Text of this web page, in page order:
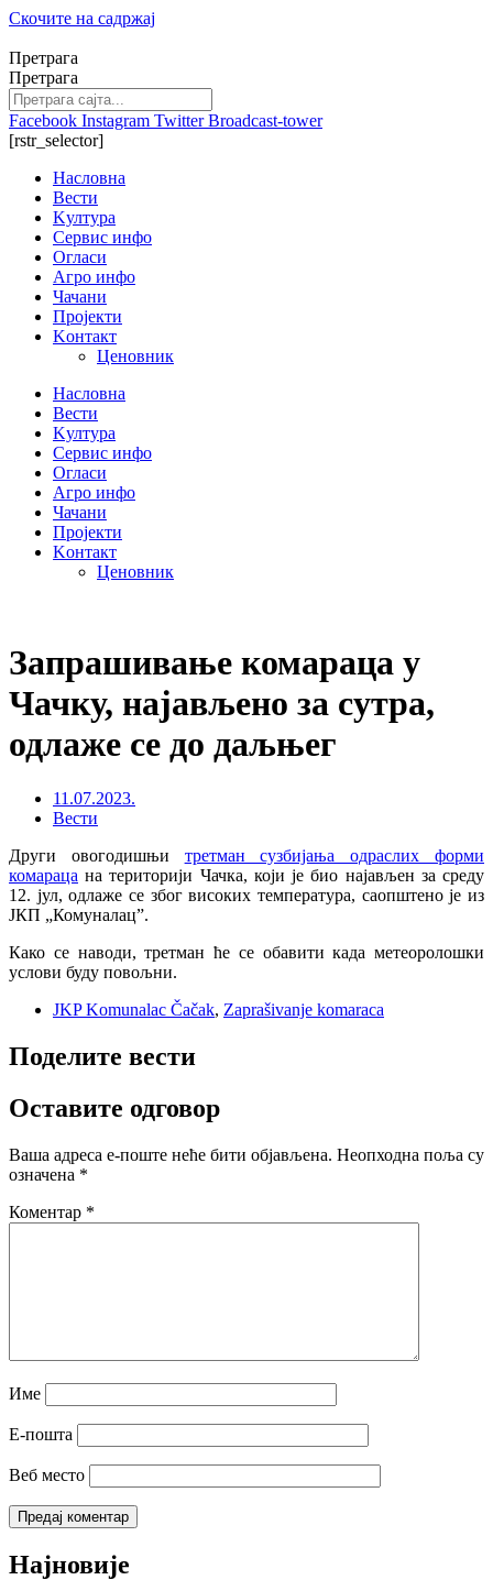
Скочите на садржај
Претрага
Претрага
Facebook Instagram Twitter Broadcast-tower
[rstr_selector]
Насловна
Вести
Kултура
Сервис инфо
Огласи
Агро инфо
Чачани
Пројекти
Kонтакт
Ценовник
Насловна
Вести
Kултура
Сервис инфо
Огласи
Агро инфо
Чачани
Пројекти
Kонтакт
Ценовник
Запрашивање комараца у
Чачку, најављено за сутра,
одлаже се до даљњег
11.07.2023.
Вести
Други овогодишњи третман сузбијања одраслих форми
комараца на територији Чачка, који је био најављен за среду
12. јул, одлаже се због високих температура, саопштено је из
ЈКП „Комуналац”.
Како се наводи, третман ће се обавити када метеоролошки
услови буду повољни.
JKP Komunalac Čačak, Zaprašivanje komaraca
Поделите вести
Оставите одговор
Ваша адреса е-поште неће бити објављена. Неопходна поља су
означена *
Коментар *
Име
Е-пошта
Веб место
Најновије